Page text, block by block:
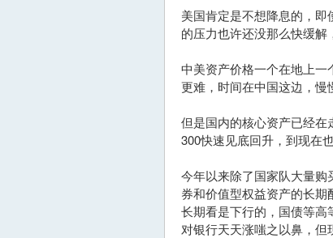
美国肯定是不想降息的，
的压力也许还没那么快缓解
中美资产价格一个在地上
更难，时间在中国这边，慢
但是国内的核心资产已经在
300快速见底回升，到现在
今年以来除了国家队大量
券和价值型权益资产的长
长期看是下行的，国债等高
对银行天天涨嗤之以鼻，但